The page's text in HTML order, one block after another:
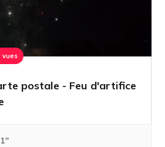
vues
postale - Feu d'artifice